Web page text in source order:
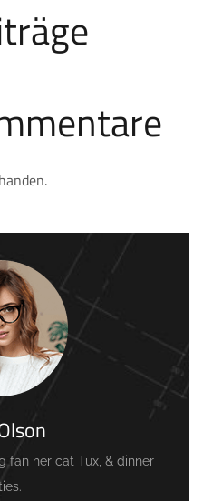
fan her cat Tux, & dinner